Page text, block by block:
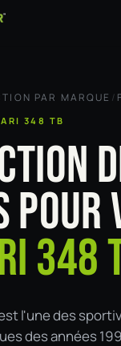
PAR MARQUE /
348 TB
POUR
348
l'une des
des années